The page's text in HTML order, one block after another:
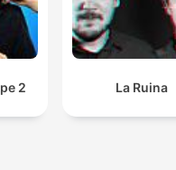
2 La Ruina